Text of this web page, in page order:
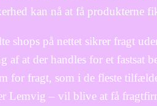
kan nå at få produkterne
shops på nettet sikrer fragt
af at der handles for et fastsat
for fragt, som i de fleste
Lemvig – vil blive at få